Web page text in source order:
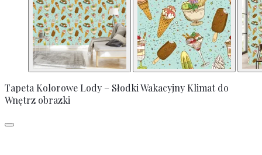
Tapeta Kolorowe Lody – Słodki Wakacyjny Klimat do
Wnętrz obrazki